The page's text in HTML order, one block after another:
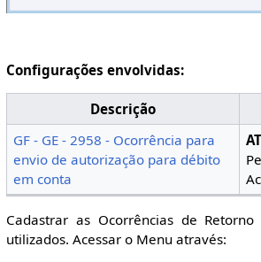
Configurações envolvidas:
Descrição
GF - GE - 2958 - Ocorrência para
envio de autorização para débito
em conta
AT
Cadastrar as Ocorrências de
utilizados. Acessar o Menu através: